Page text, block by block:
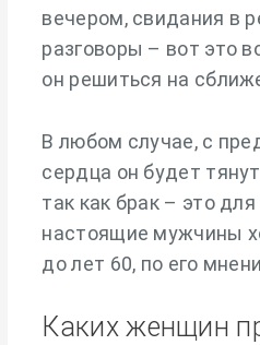
вечером, свидания в
разговоры – вот это
он решиться на
В любом случае, с
сердца он будет
так как брак – это
настоящие мужчины
до лет 60, по его
Каких женщин